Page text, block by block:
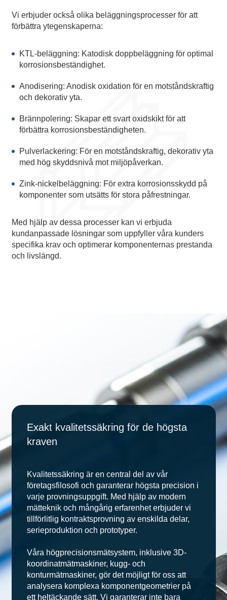
Vi erbjuder också olika beläggningsprocesser för att
förbättra ytegenskaperna:
KTL-beläggning: Katodisk doppbeläggning för optimal
korrosionsbeständighet.
Anodisering: Anodisk oxidation för en motståndskraftig
och dekorativ yta.
Brännpolering: Skapar ett svart oxidskikt för att
förbättra korrosionsbeständigheten.
Pulverlackering: För en motståndskraftig, dekorativ yta
med hög skyddsnivå mot miljöpåverkan.
Zink-nickelbeläggning: För extra korrosionsskydd på
komponenter som utsätts för stora påfrestningar.
Med hjälp av dessa processer kan vi erbjuda
kundanpassade lösningar som uppfyller våra kunders
specifika krav och optimerar komponenternas prestanda
och livslängd.
Exakt kvalitetssäkring för de högsta
kraven
Kvalitetssäkring är en central del av vår
företagsfilosofi och garanterar högsta precision i
varje provningsuppgift. Med hjälp av modern
mätteknik och mångårig erfarenhet erbjuder vi
tillförlitlig kontraktsprovning av enskilda delar,
serieproduktion och prototyper.
Våra högprecisionsmätsystem, inklusive 3D-
koordinatmätmaskiner, kugg- och
konturmätmaskiner, gör det möjligt för oss att
analysera komplexa komponentgeometrier på
ett heltäckande sätt. Vi garanterar inte bara